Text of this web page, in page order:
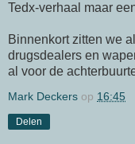
Tedx-verhaal maar
Binnenkort zitten we
drugsdealers en
al voor de
Mark Deckers op 16:45
Delen